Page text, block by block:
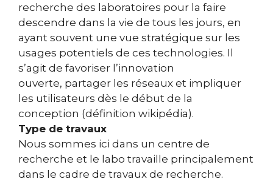
recherche des laboratoires pour la faire
descendre dans la vie de tous les jours, en
ayant souvent une vue stratégique sur les
usages potentiels de ces technologies. Il
s’agit de favoriser l’innovation
ouverte, partager les réseaux et impliquer
les utilisateurs dès le début de la
conception (définition wikipédia).
Type de travaux
Nous sommes ici dans un centre de
recherche et le labo travaille principalement
dans le cadre de travaux de recherche.